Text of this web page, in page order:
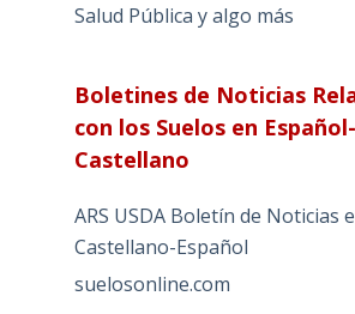
Salud Pública y algo más
Boletines de Noticias
con los Suelos en Español-
Castellano
ARS USDA Boletín de Noticias
Castellano-Español
suelosonline.com